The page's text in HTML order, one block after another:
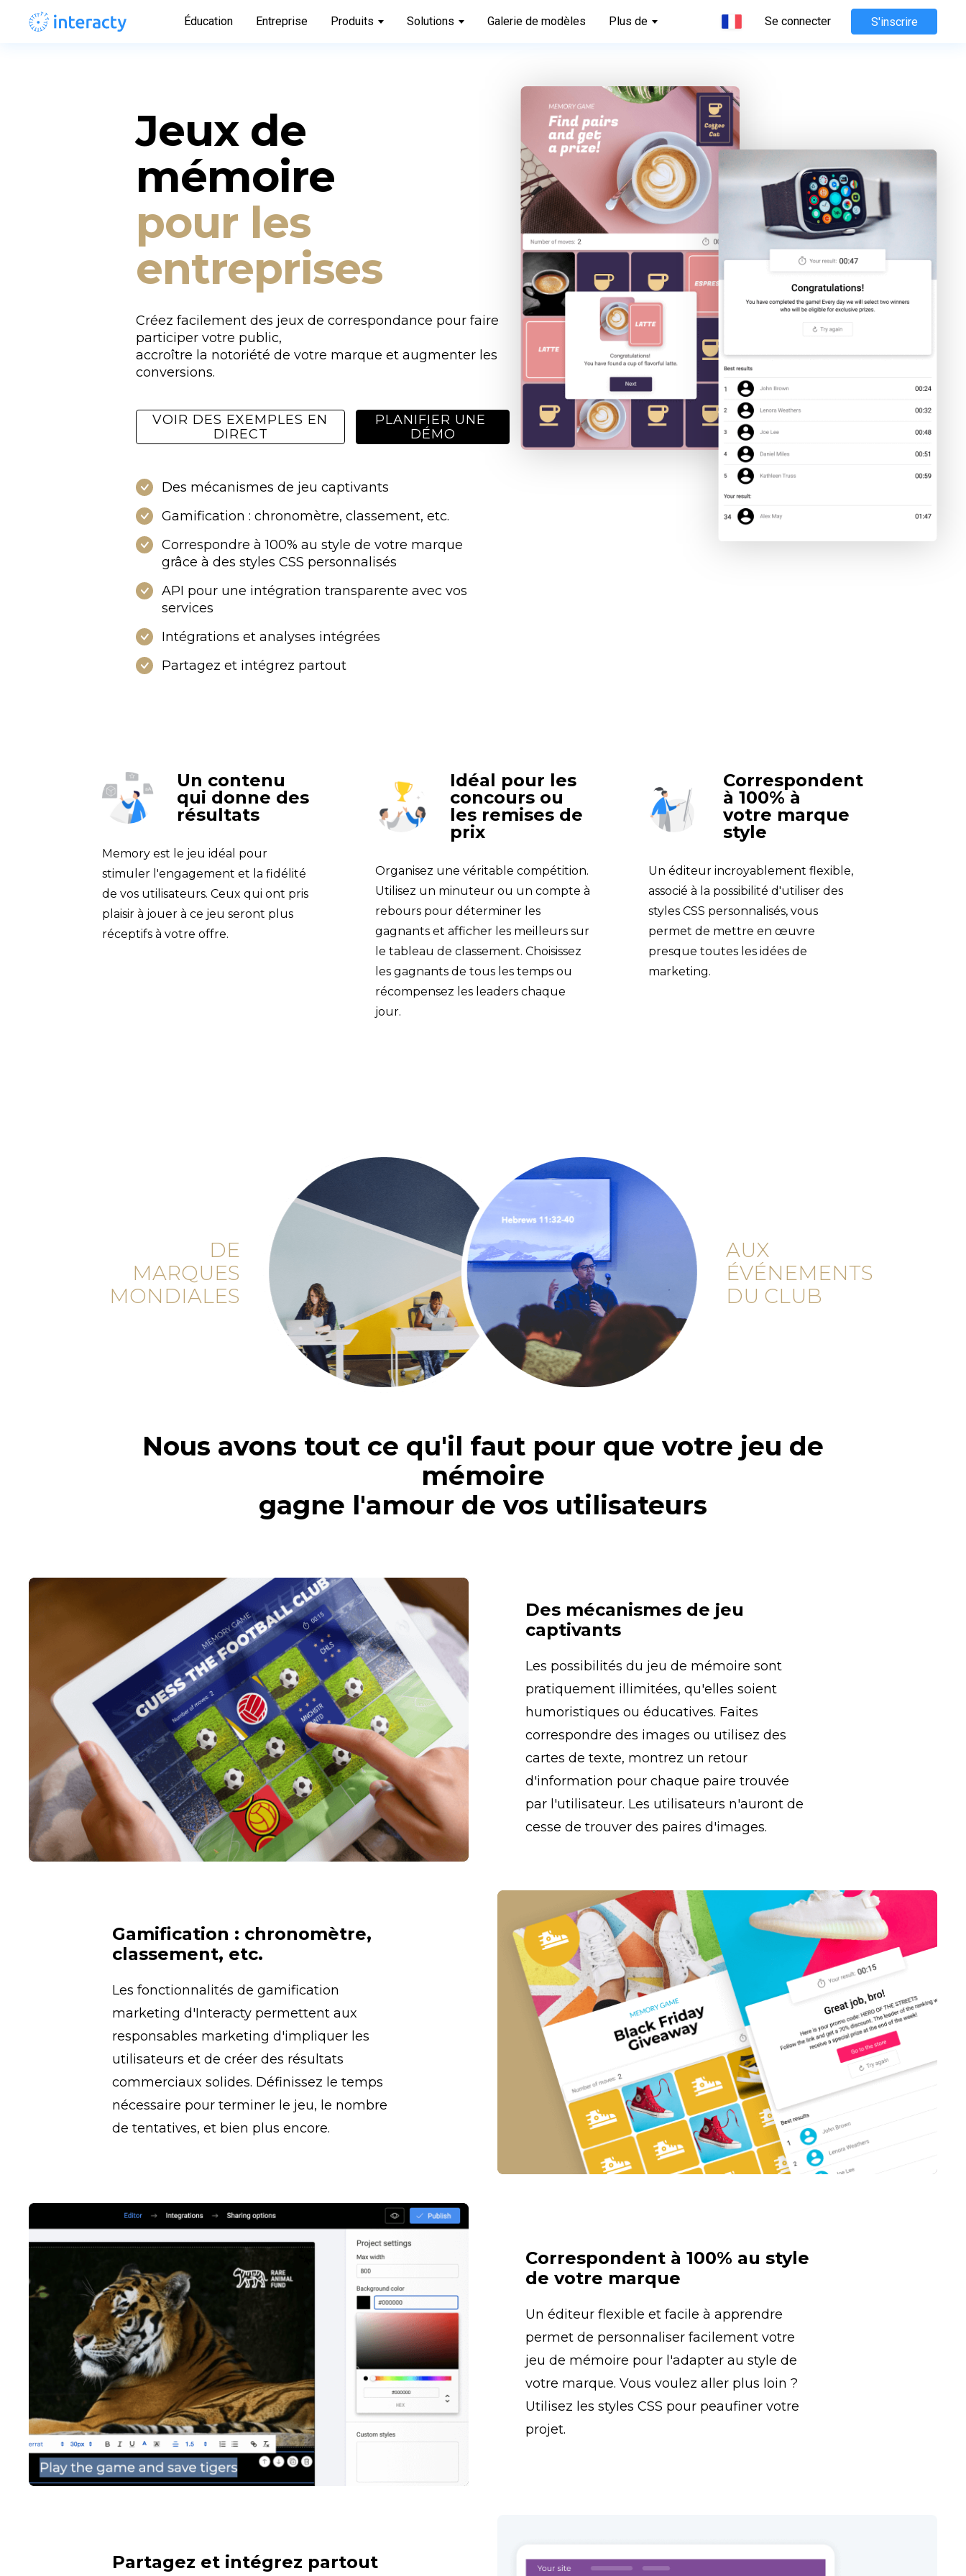
Éducation Entreprise Produits Solutions Galerie de modèles Plus de Se connecter S'inscrire
Jeux de
mémoire
pour les
entreprises
Créez facilement des jeux de correspondance pour faire
participer votre public,
accroître la notoriété de votre marque et augmenter les
conversions.
VOIR DES EXEMPLES EN
DIRECT
PLANIFIER UNE
DÉMO
Des mécanismes de jeu captivants
Gamification : chronomètre, classement, etc.
Correspondre à 100% au style de votre marque
grâce à des styles CSS personnalisés
API pour une intégration transparente avec vos
services
Intégrations et analyses intégrées
Partagez et intégrez partout
Un contenu
qui donne des
résultats
Memory est le jeu idéal pour
stimuler l'engagement et la fidélité
de vos utilisateurs. Ceux qui ont pris
plaisir à jouer à ce jeu seront plus
réceptifs à votre offre.
Idéal pour les
concours ou
les remises de
prix
Organisez une véritable compétition.
Utilisez un minuteur ou un compte à
rebours pour déterminer les
gagnants et afficher les meilleurs sur
le tableau de classement. Choisissez
les gagnants de tous les temps ou
récompensez les leaders chaque
jour.
Correspondent
à 100% à
votre marque
style
Un éditeur incroyablement flexible,
associé à la possibilité d'utiliser des
styles CSS personnalisés, vous
permet de mettre en œuvre
presque toutes les idées de
marketing.
DE
MARQUES
MONDIALES
AUX
ÉVÉNEMENTS
DU CLUB
Nous avons tout ce qu'il faut pour que votre jeu de
mémoire
gagne l'amour de vos utilisateurs
Des mécanismes de jeu
captivants
Les possibilités du jeu de mémoire sont
pratiquement illimitées, qu'elles soient
humoristiques ou éducatives. Faites
correspondre des images ou utilisez des
cartes de texte, montrez un retour
d'information pour chaque paire trouvée
par l'utilisateur. Les utilisateurs n'auront de
cesse de trouver des paires d'images.
Gamification : chronomètre,
classement, etc.
Les fonctionnalités de gamification
marketing d'Interacty permettent aux
responsables marketing d'impliquer les
utilisateurs et de créer des résultats
commerciaux solides. Définissez le temps
nécessaire pour terminer le jeu, le nombre
de tentatives, et bien plus encore.
Correspondent à 100% au style
de votre marque
Un éditeur flexible et facile à apprendre
permet de personnaliser facilement votre
jeu de mémoire pour l'adapter au style de
votre marque. Vous voulez aller plus loin ?
Utilisez les styles CSS pour peaufiner votre
projet.
Partagez et intégrez partout